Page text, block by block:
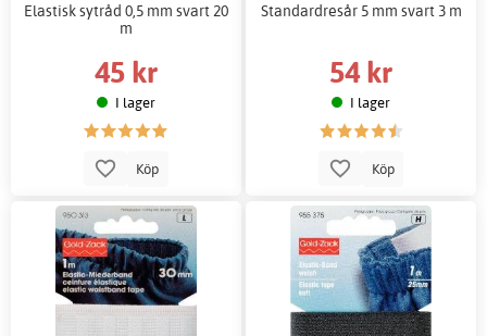
Elastisk sytråd 0,5 mm svart 20
m
45 kr
I lager
Köp
Standardresår 5 mm svart 3 m
54 kr
I lager
Köp